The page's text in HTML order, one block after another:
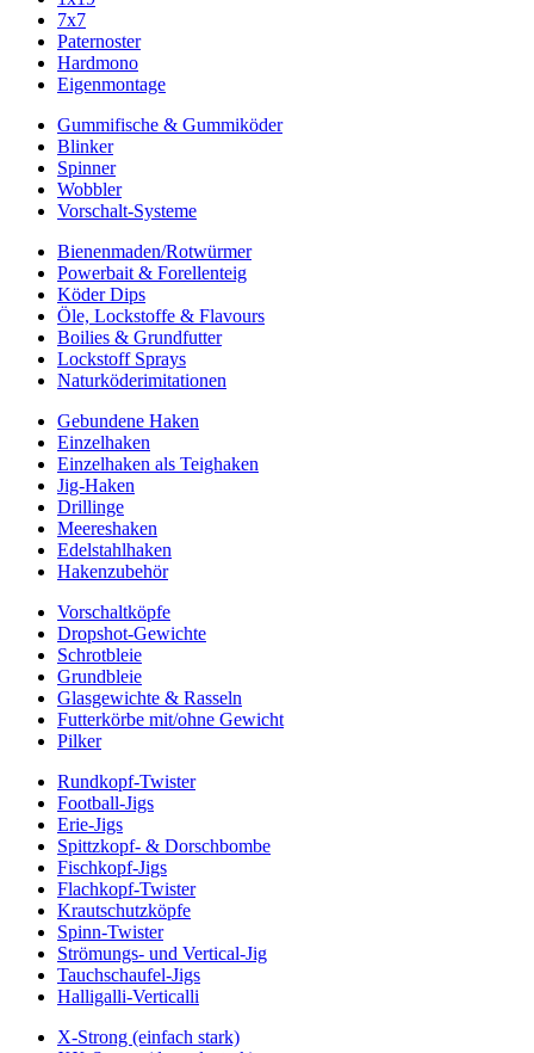
7x7
Paternoster
Hardmono
Eigenmontage
Gummifische & Gummiköder
Blinker
Spinner
Wobbler
Vorschalt-Systeme
Bienenmaden/Rotwürmer
Powerbait & Forellenteig
Köder Dips
Öle, Lockstoffe & Flavours
Boilies & Grundfutter
Lockstoff Sprays
Naturköderimitationen
Gebundene Haken
Einzelhaken
Einzelhaken als Teighaken
Jig-Haken
Drillinge
Meereshaken
Edelstahlhaken
Hakenzubehör
Vorschaltköpfe
Dropshot-Gewichte
Schrotbleie
Grundbleie
Glasgewichte & Rasseln
Futterkörbe mit/ohne Gewicht
Pilker
Rundkopf-Twister
Football-Jigs
Erie-Jigs
Spittzkopf- & Dorschbombe
Fischkopf-Jigs
Flachkopf-Twister
Krautschutzköpfe
Spinn-Twister
Strömungs- und Vertical-Jig
Tauchschaufel-Jigs
Halligalli-Verticalli
X-Strong (einfach stark)